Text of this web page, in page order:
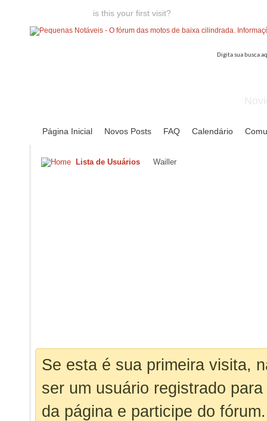
is this your first visit?
Página Inicial Novos Posts FAQ Calendário
Lista de Usuários Wailler
Se esta é sua primeira visita,
ser um usuário registrado
da página e participe do fórum.